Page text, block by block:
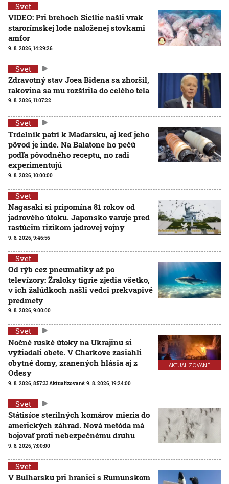
Svet
VIDEO: Pri brehoch Sicílie našli vrak
starorímskej lode naloženej stovkami
amfor
9. 8. 2026, 14:29:26
Svet
Zdravotný stav Joea Bidena sa zhoršil,
rakovina sa mu rozšírila do celého tela
9. 8. 2026, 11:07:22
Svet
Trdelník patrí k Maďarsku, aj keď jeho
pôvod je inde. Na Balatone ho pečú
podľa pôvodného receptu, no radi
experimentujú
9. 8. 2026, 10:00:00
Svet
Nagasaki si pripomína 81 rokov od
jadrového útoku. Japonsko varuje pred
rastúcim rizikom jadrovej vojny
9. 8. 2026, 9:46:56
Svet
Od rýb cez pneumatiky až po
televízory: Žraloky tigrie zjedia všetko,
v ich žalúdkoch našli vedci prekvapivé
predmety
9. 8. 2026, 9:00:00
AKTUALIZOVANÉ
Svet
Nočné ruské útoky na Ukrajinu si
vyžiadali obete. V Charkove zasiahli
obytné domy, zranených hlásia aj z
Odesy
9. 8. 2026, 8:57:33 Aktualizované:9. 8. 2026, 19:24:00
Svet
Státisíce sterilných komárov mieria do
amerických záhrad. Nová metóda má
bojovať proti nebezpečnému druhu
9. 8. 2026, 7:00:00
Svet
V Bulharsku pri hranici s Rumunskom